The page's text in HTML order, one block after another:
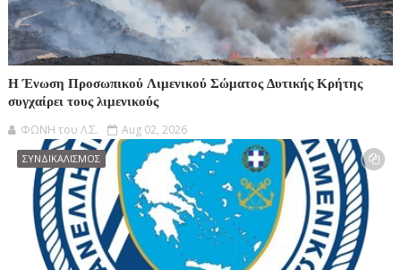
Η Ένωση Προσωπικού Λιμενικού Σώματος Δυτικής Κρήτης
συγχαίρει τους λιμενικούς
ΦΩΝΗ του Λ.Σ. Aug 02, 2026
ΣΥΝΔΙΚΑΛΙΣΜΟΣ